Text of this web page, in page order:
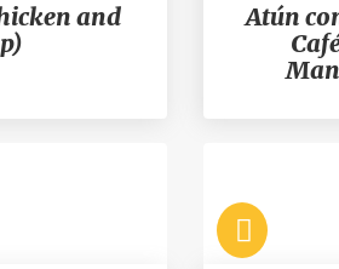
and
Atún